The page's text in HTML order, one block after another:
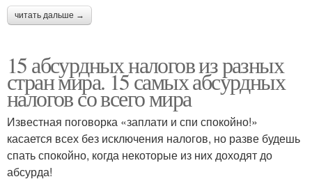
читать дальше →
15 абсурдных налогов из разных
стран мира. 15 самых абсурдных
налогов со всего мира
Известная поговорка «заплати и спи спокойно!»
касается всех без исключения налогов, но разве будешь
спать спокойно, когда некоторые из них доходят до
абсурда!